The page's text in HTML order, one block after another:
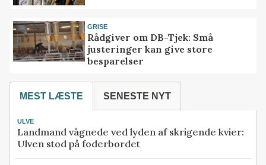
GRISE
Rådgiver om DB-Tjek: Små
justeringer kan give store
besparelser
MEST LÆSTE SENESTE NYT
ULVE
Landmand vågnede ved lyden af skrigende kvier:
Ulven stod på foderbordet